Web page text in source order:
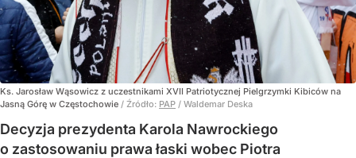
Ks. Jarosław Wąsowicz z uczestnikami XVII Patriotycznej Pielgrzymki Kibiców na
Jasną Górę w Częstochowie / Źródło: PAP / Waldemar Deska
Decyzja prezydenta Karola Nawrockiego
o zastosowaniu prawa łaski wobec Piotra